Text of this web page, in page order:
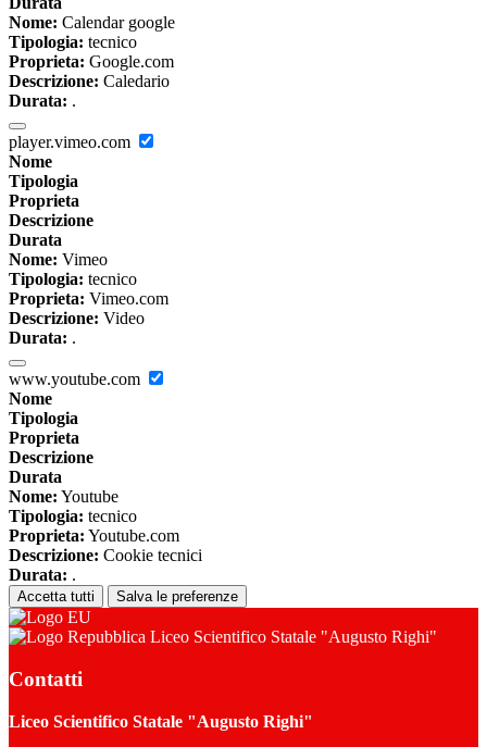
Nome: Calendar google
Tipologia: tecnico
Proprieta: Google.com
Descrizione: Caledario
Durata: .
player.vimeo.com
Nome
Tipologia
Proprieta
Descrizione
Durata
Nome: Vimeo
Tipologia: tecnico
Proprieta: Vimeo.com
Descrizione: Video
Durata: .
www.youtube.com
Nome
Tipologia
Proprieta
Descrizione
Durata
Nome: Youtube
Tipologia: tecnico
Proprieta: Youtube.com
Descrizione: Cookie tecnici
Durata: .
Accetta tutti Salva le preferenze
Liceo Scientifico Statale "Augusto Righi"
Contatti
Liceo Scientifico Statale "Augusto Righi"